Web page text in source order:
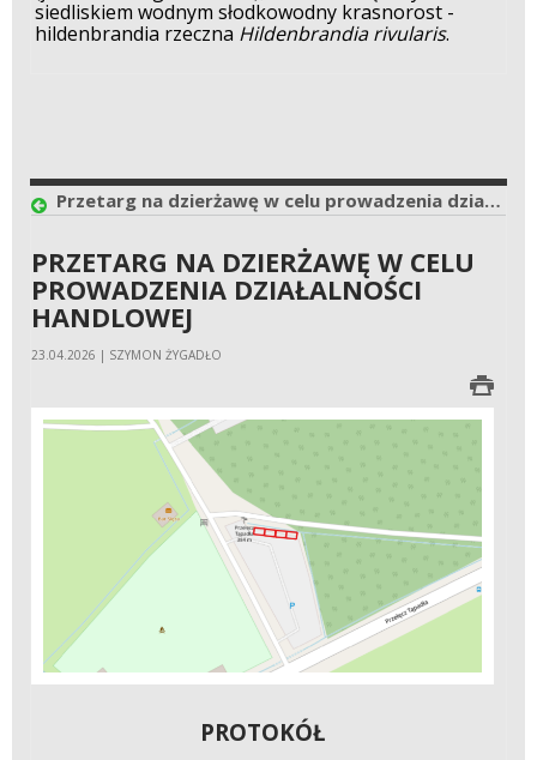
siedliskiem wodnym słodkowodny krasnorost -
hildenbrandia rzeczna Hildenbrandia rivularis.
Przetarg na dzierżawę w celu prowadzenia działalności handlowej
PRZETARG NA DZIERŻAWĘ W CELU
PROWADZENIA DZIAŁALNOŚCI
HANDLOWEJ
23.04.2026 | SZYMON ŻYGADŁO
PROTOKÓŁ